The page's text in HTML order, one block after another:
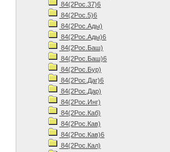
84(2Рос.37)6
84(2Рос.5)6
84(2Рос.Ады)
84(2Рос.Ады)6
84(2Рос.Баш)
84(2Рос.Баш)6
84(2Рос.Бур)
84(2Рос.Даг)6
84(2Рос.Дар)
84(2Рос.Инг)
84(2Рос.Каб)
84(2Рос.Кав)
84(2Рос.Кав)6
84(2Рос.Кал)